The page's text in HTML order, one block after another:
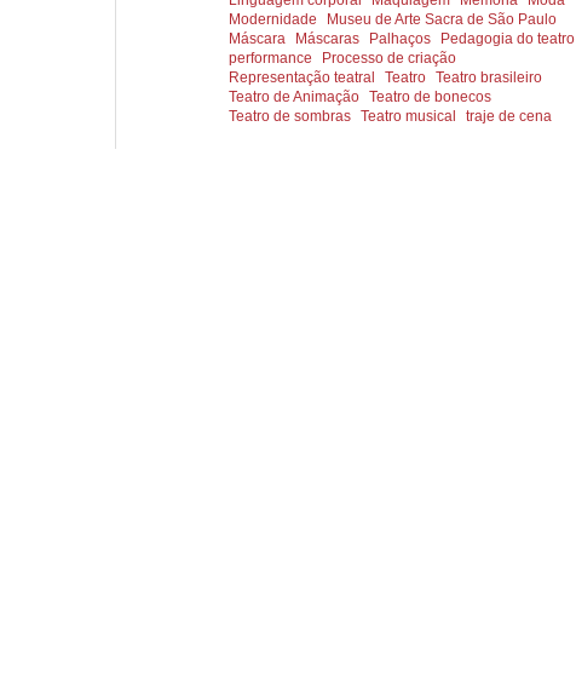
Modernidade
Museu de Arte Sacra de São Paulo
Máscara
Máscaras Palhaços
Pedagogia do teatro
performance
Processo de criação
Representação teatral
Teatro Teatro brasileiro
Teatro de Animação Teatro de bonecos
Teatro de sombras Teatro musical traje de cena